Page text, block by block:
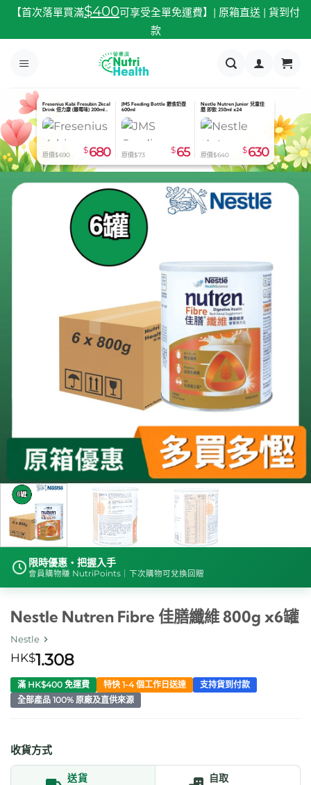
內
【首次落單買滿$400可享受全單免運費】| 原箱直送 | 貨到付
款
Fresenius Kabi Fresubin 2kcal
Drink 倍力康 (雜莓味) 200ml
x24
原價$690 $ 680
JMS Feeding Bottle 餵食奶壺
600ml
原價$73 $65
Nestle Nutren Junior 兒童佳
膳 即飲 250ml x24
原價$640 $630
限時優惠・把握入手
會員購物賺 NutriPoints｜下次購物可兌換回贈
Nestle Nutren Fibre 佳膳纖維 800g x6罐
Nestle
HK$1.308
滿 HK$400 免運費 特快 1-4 個工作日送達
支持貨到付款
全部產品 100% 原廠及直供來源
收貨方式
送貨 自取